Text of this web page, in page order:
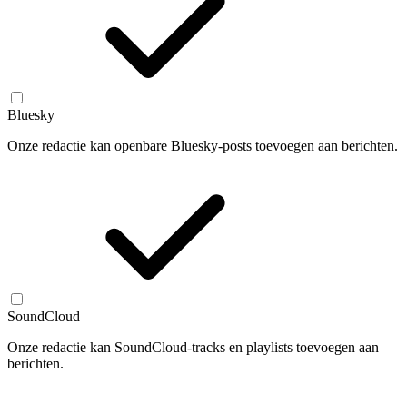
Bluesky
Onze redactie kan openbare Bluesky-posts toevoegen aan berichten.
SoundCloud
Onze redactie kan SoundCloud-tracks en playlists toevoegen aan
berichten.